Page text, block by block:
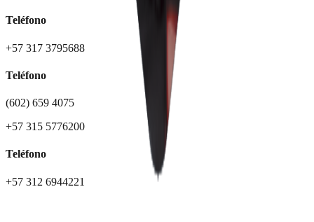
Teléfono
+57 317 3795688
Teléfono
(602) 659 4075
+57 315 5776200
Teléfono
+57 312 6944221